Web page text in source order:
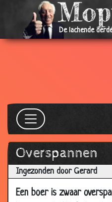
De lachende
Overspannen
Ingezonden door Gerard
Een boer is zwaar
06 Jul
2010
Topverkoper
06 Jul
Foutje
24 Jun
2010
Vliegtuig
23 Jun
2010
15 Jun
2010
Geert Wilders en
13 Jun
Pistolen of horloge